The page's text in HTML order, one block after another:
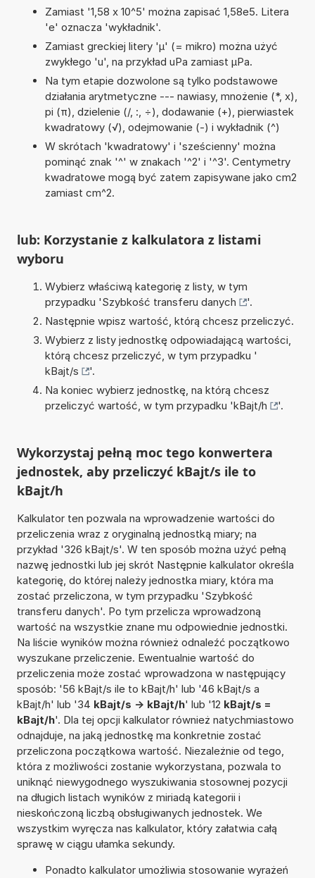
Zamiast '1,58 x 10^5' można zapisać 1,58e5. Litera
'e' oznacza 'wykładnik'.
Zamiast greckiej litery 'µ' (= mikro) można użyć
zwykłego 'u', na przykład uPa zamiast µPa.
Na tym etapie dozwolone są tylko podstawowe
działania arytmetyczne --- nawiasy, mnożenie (*, x),
pi (π), dzielenie (/, :, ÷), dodawanie (+), pierwiastek
kwadratowy (√), odejmowanie (-) i wykładnik (^)
W skrótach 'kwadratowy' i 'sześcienny' można
pominąć znak '^' w znakach '^2' i '^3'. Centymetry
kwadratowe mogą być zatem zapisywane jako cm2
zamiast cm^2.
lub: Korzystanie z kalkulatora z listami
wyboru
Wybierz właściwą kategorię z listy, w tym
przypadku 'Szybkość transferu danych
'.
Następnie wpisz wartość, którą chcesz przeliczyć.
Wybierz z listy jednostkę odpowiadającą wartości,
którą chcesz przeliczyć, w tym przypadku '
kBajt/s
'.
Na koniec wybierz jednostkę, na którą chcesz
przeliczyć wartość, w tym przypadku 'kBajt/h '.
Wykorzystaj pełną moc tego konwertera
jednostek, aby przeliczyć kBajt/s ile to
kBajt/h
Kalkulator ten pozwala na wprowadzenie wartości do
przeliczenia wraz z oryginalną jednostką miary; na
przykład '326 kBajt/s'. W ten sposób można użyć pełną
nazwę jednostki lub jej skrót Następnie kalkulator określa
kategorię, do której należy jednostka miary, która ma
zostać przeliczona, w tym przypadku 'Szybkość
transferu danych'. Po tym przelicza wprowadzoną
wartość na wszystkie znane mu odpowiednie jednostki.
Na liście wyników można również odnaleźć początkowo
wyszukane przeliczenie. Ewentualnie wartość do
przeliczenia może zostać wprowadzona w następujący
sposób: '56 kBajt/s ile to kBajt/h' lub '46 kBajt/s a
kBajt/h' lub '34 kBajt/s -> kBajt/h' lub '12 kBajt/s =
kBajt/h'. Dla tej opcji kalkulator również natychmiastowo
odnajduje, na jaką jednostkę ma konkretnie zostać
przeliczona początkowa wartość. Niezależnie od tego,
która z możliwości zostanie wykorzystana, pozwala to
uniknąć niewygodnego wyszukiwania stosownej pozycji
na długich listach wyników z miriadą kategorii i
nieskończoną liczbą obsługiwanych jednostek. We
wszystkim wyręcza nas kalkulator, który załatwia całą
sprawę w ciągu ułamka sekundy.
Ponadto kalkulator umożliwia stosowanie wyrażeń